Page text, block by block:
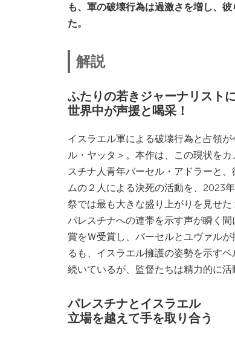
も、軍の破壊行為は過激さを増し、
た。
解説
ふたりの若きジャーナリスト
世界中が声援と喝采！
イスラエル軍による破壊行為と占領
ル・ヤッタ＞。本作は、この現状を
スチナ人青年バーセル・アドラーと
ムの２人による決死の活動を、2023
祭では最も大きな盛り上がりを見せ
パレスチナへの連帯を示す声が瞬く
賞をＷ受賞し、バーセルとユヴァル
るも、イスラエル擁護の姿勢を示す
続いているが、監督たちは精力的に活
パレスチナとイスラエル
立場を越えて手を取り合う